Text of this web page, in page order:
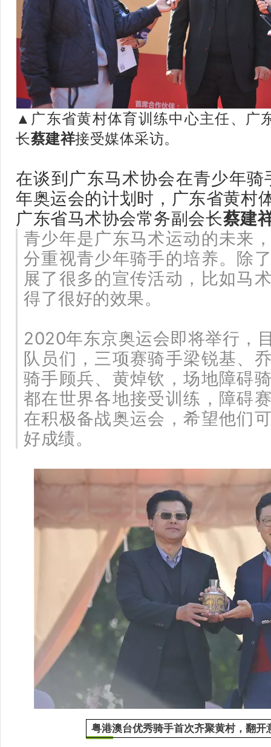
▲ 广东省黄村体育训练中心主任、广
长蔡建祥接受媒体采访。
在谈到广东马术协会在青少年
年奥运会的计划时，广东省黄村
广东省马术协会常务副会长蔡建
青少年是广东马术运动的未来
分重视青少年骑手的培养。除
展了很多的宣传活动，比如马
得了很好的效果。
2020年东京奥运会即将举行，
队员们，三项赛骑手梁锐基、
骑手顾兵、黄焯钦，场地障碍
都在世界各地接受训练，障碍
在积极备战奥运会，希望他们
好成绩。
粤港澳台优秀骑手首次齐聚黄村，翻开